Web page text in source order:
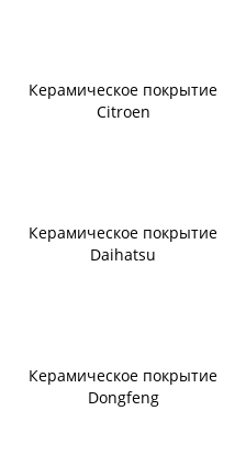
Керамическое покрытие
Citroen
Керамическое покрытие
Daihatsu
Керамическое покрытие
Dongfeng